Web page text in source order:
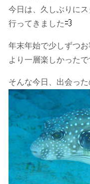
今日は、久しぶりに
行ってきました
年末年始で少しずつ
より一層楽しかったで
そんな今日、出会った